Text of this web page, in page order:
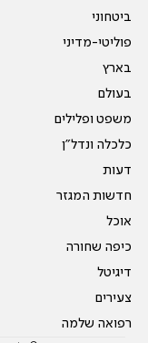
ביטחוני
פוליטי-מדיני
בארץ
בעולם
משפט ופלילים
כלכלה ונדל"ן
דעות
חדשות המגזר
אוכל
כיפה שחורה
דיגיטל
צעירים
רפואה שלמה